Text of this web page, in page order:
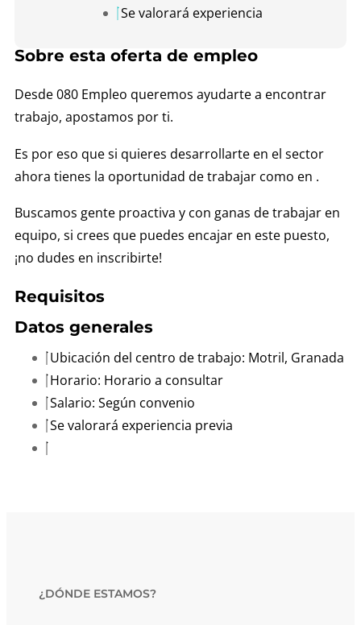
Se valorará experiencia
Sobre esta oferta de empleo
Desde 080 Empleo queremos ayudarte a encontrar
trabajo, apostamos por ti.
Es por eso que si quieres desarrollarte en el sector
ahora tienes la oportunidad de trabajar como en .
Buscamos gente proactiva y con ganas de trabajar en
equipo, si crees que puedes encajar en este puesto,
¡no dudes en inscribirte!
Requisitos
Datos generales
Ubicación del centro de trabajo: Motril, Granada
Horario: Horario a consultar
Salario: Según convenio
Se valorará experiencia previa
¿DÓNDE ESTAMOS?